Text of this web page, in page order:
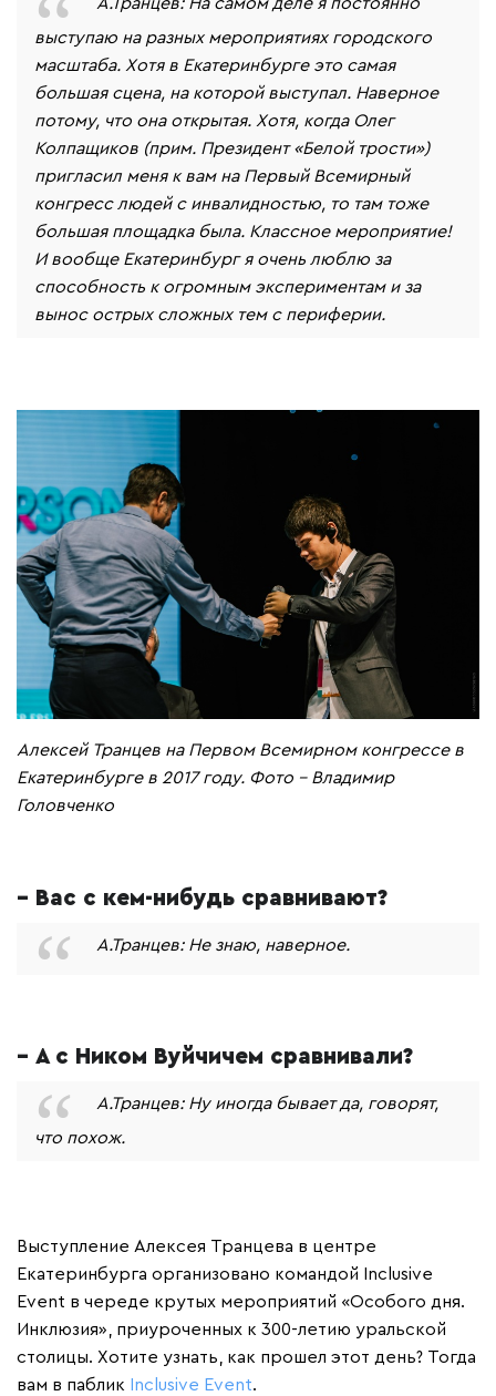
А.Транцев: На самом деле я постоянно
выступаю на разных мероприятиях городского
масштаба. Хотя в Екатеринбурге это самая
большая сцена, на которой выступал. Наверное
потому, что она открытая. Хотя, когда Олег
Колпащиков (прим. Президент «Белой трости»)
пригласил меня к вам на Первый Всемирный
конгресс людей с инвалидностью, то там тоже
большая площадка была. Классное мероприятие!
И вообще Екатеринбург я очень люблю за
способность к огромным экспериментам и за
вынос острых сложных тем с периферии.
Алексей Транцев на Первом Всемирном конгрессе в
Екатеринбурге в 2017 году. Фото - Владимир
Головченко
– Вас с кем-нибудь сравнивают?
А.Транцев: Не знаю, наверное.
– А с Ником Вуйчичем сравнивали?
А.Транцев: Ну иногда бывает да, говорят,
что похож.
Выступление Алексея Транцева в центре
Екатеринбурга организовано командой Inclusive
Event в череде крутых мероприятий «Особого дня.
Инклюзия», приуроченных к 300-летию уральской
столицы. Хотите узнать, как прошел этот день? Тогда
вам в паблик
Inclusive Event.